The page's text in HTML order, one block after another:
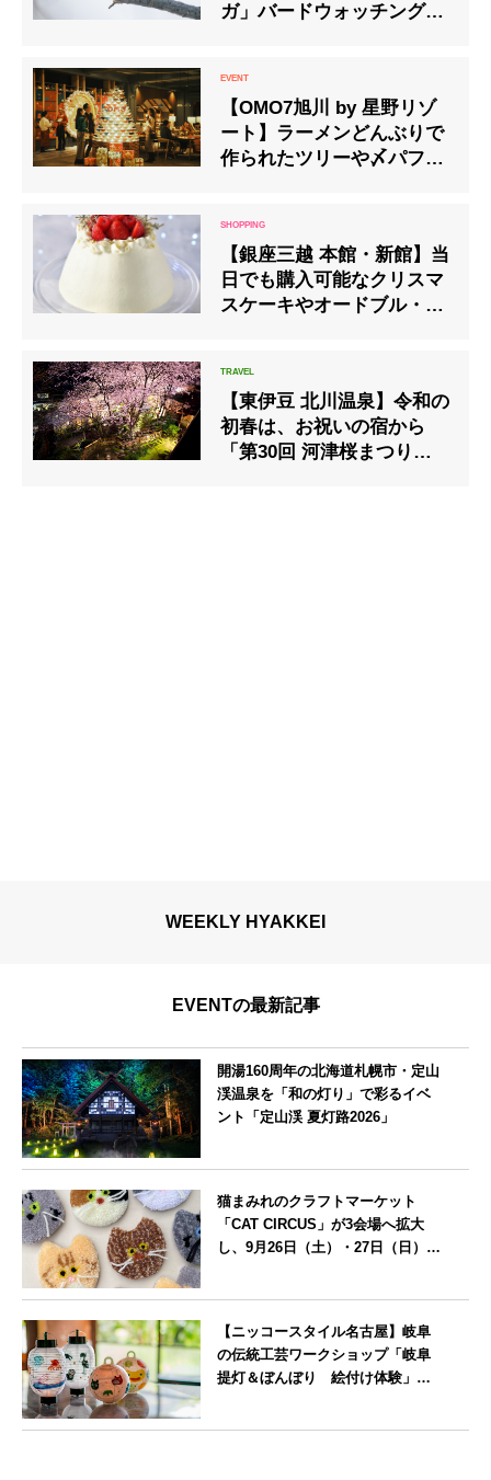
ガ」バードウォッチング体
しむプランを今年も開催
【OMO7旭川 by 星野リゾ
ート】ラーメンどんぶりで
作られたツリーや〆パフェ
【銀座三越 本館・新館】当
日でも購入可能なクリスマ
スケーキやオードブル・フ
【東伊豆 北川温泉】令和の
初春は、お祝いの宿から
「第30回 河津桜まつり」
WEEKLY HYAKKEI
EVENTの最新記事
開湯160周年の北海道札幌市・定山
渓温泉を「和の灯り」で彩るイベ
ント「定山渓 夏灯路2026」
猫まみれのクラフトマーケット
「CAT CIRCUS」が3会場へ拡大
し、9月26日（土）・27日（日）に
【ニッコースタイル名古屋】岐阜
の伝統工芸ワークショップ「岐阜
提灯＆ぼんぼり 絵付け体験」を7